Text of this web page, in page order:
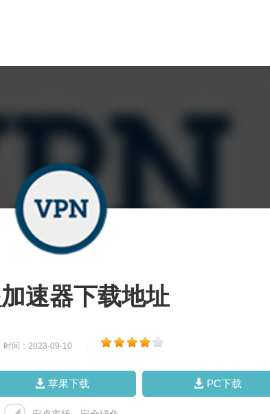
速器下载地址
时间：2023-09-10
苹果下载 PC下载